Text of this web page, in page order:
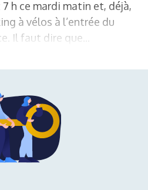
h ce mardi matin et, déjà,
à vélos à l’entrée du
Il faut dire que...